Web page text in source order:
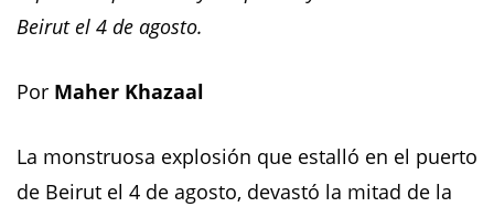
Beirut el 4 de agosto.
Por Maher Khazaal
La monstruosa explosión que estalló en el puerto
de Beirut el 4 de agosto, devastó la mitad de la